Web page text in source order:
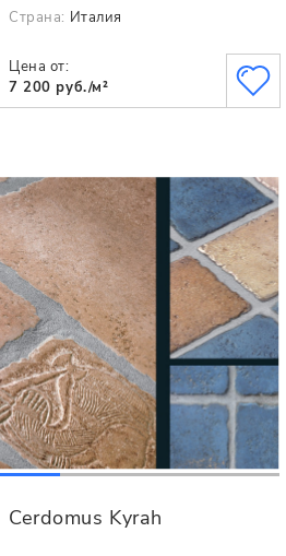
Страна: Италия
Цена от:
7 200 руб./м²
Cerdomus Kyrah